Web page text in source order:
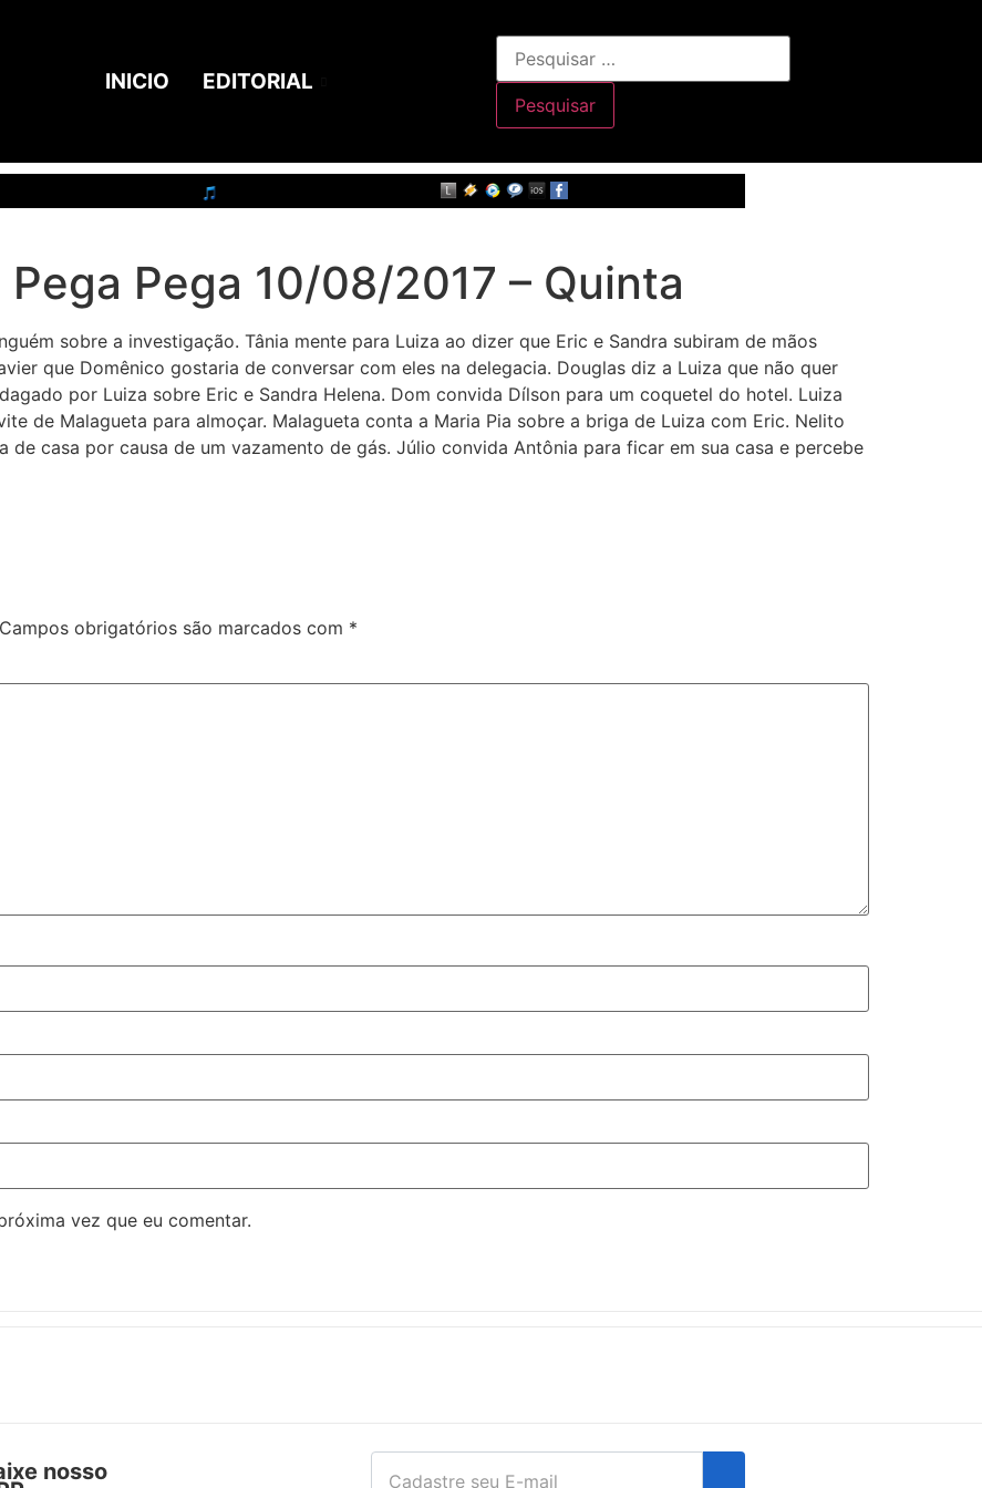
INICIO EDITORIAL
Pega 10/08/2017 – Quinta
sobre a investigação. Tânia mente para Luiza ao dizer que Eric e Sandra subiram de mãos
que Domênico gostaria de conversar com eles na delegacia. Douglas diz a Luiza que não quer
por Luiza sobre Eric e Sandra Helena. Dom convida Dílson para um coquetel do hotel. Luiza
de Malagueta para almoçar. Malagueta conta a Maria Pia sobre a briga de Luiza com Eric. Nelito
casa por causa de um vazamento de gás. Júlio convida Antônia para ficar em sua casa e percebe
Campos obrigatórios são marcados com *
vez que eu comentar.
nosso